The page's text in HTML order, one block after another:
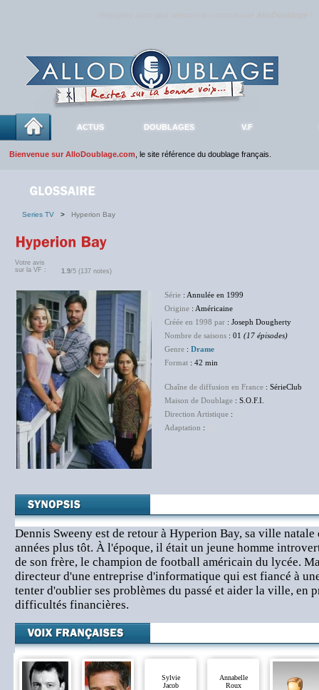
ACTUS DOUBLAGES V.F
Bienvenue sur AlloDoublage.com , le site référence du doublage français.
Series TV > Hyperion Bay
Votre avis
sur la VF :
1.9/5 (137 notes)
Série : Annulée en 1999
Origine : Américaine
Créée en 1998 par : Joseph Dougherty
Nombre de saisons : 01 (17 épisodes)
Genre : Drame
Format : 42 min
Chaîne de diffusion en France : SérieClub
Maison de Doublage : S.O.F.I.
Direction Artistique :
Adaptation :
Dennis Sweeny est de retour à Hyperion Bay, sa ville
années plus tôt. À l'époque, il était un jeune homme
de son frère, le champion de football américain du lycée.
directeur d'une entreprise d'informatique qui est fiancé à
tenter d'oublier ses problèmes du passé et aider la ville, en
difficultés financières.
Sylvie
Jacob
Annabelle
Roux